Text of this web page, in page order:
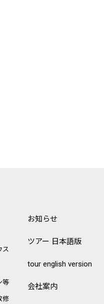
お知らせ
ツアー 日本語版
tour english version
会社案内
ス
等
修